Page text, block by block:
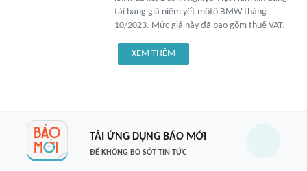
tải bảng giá niêm yết môtô BMW tháng
10/2023. Mức giá này đã bao gồm thuế VAT.
XEM THÊM
TẢI ỨNG DỤNG BÁO MỚI
ĐỂ KHÔNG BỎ SÓT TIN TỨC